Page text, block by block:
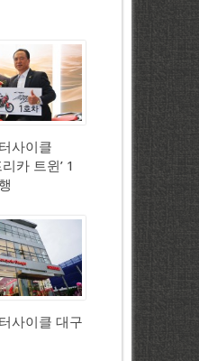
사이클
카 트윈’ 1
사이클 대구